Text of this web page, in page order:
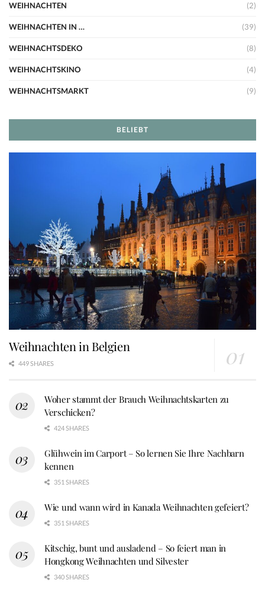
WEIHNACHTEN (2)
WEIHNACHTEN IN … (39)
WEIHNACHTSDEKO (8)
WEIHNACHTSKINO (4)
WEIHNACHTSMARKT (9)
BELIEBT
Weihnachten in Belgien
449 SHARES
Woher stammt der Brauch Weihnachtskarten zu
Verschicken?
424 SHARES
Glühwein im Carport – So lernen Sie Ihre Nachbarn
kennen
351 SHARES
Wie und wann wird in Kanada Weihnachten gefeiert?
351 SHARES
Kitschig, bunt und ausladend – So feiert man in
Hongkong Weihnachten und Silvester
340 SHARES